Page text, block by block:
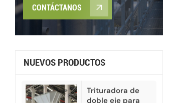
CONTÁCTANOS
NUEVOS PRODUCTOS
Trituradora de
doble eje para